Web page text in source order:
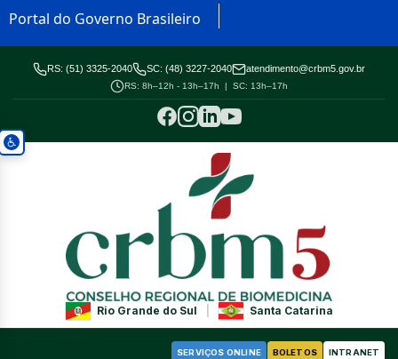
Portal do Governo Brasileiro
RS: (51) 3325-2040 SC: (48) 3227-2040 atendimento@crbm5.gov.br
RS: 8h–12h - 13h–17h | SC: 13h–17h
Rio Grande do Sul Santa Catarina
SERVIÇOS ONLINE BOLETOS INTRANET